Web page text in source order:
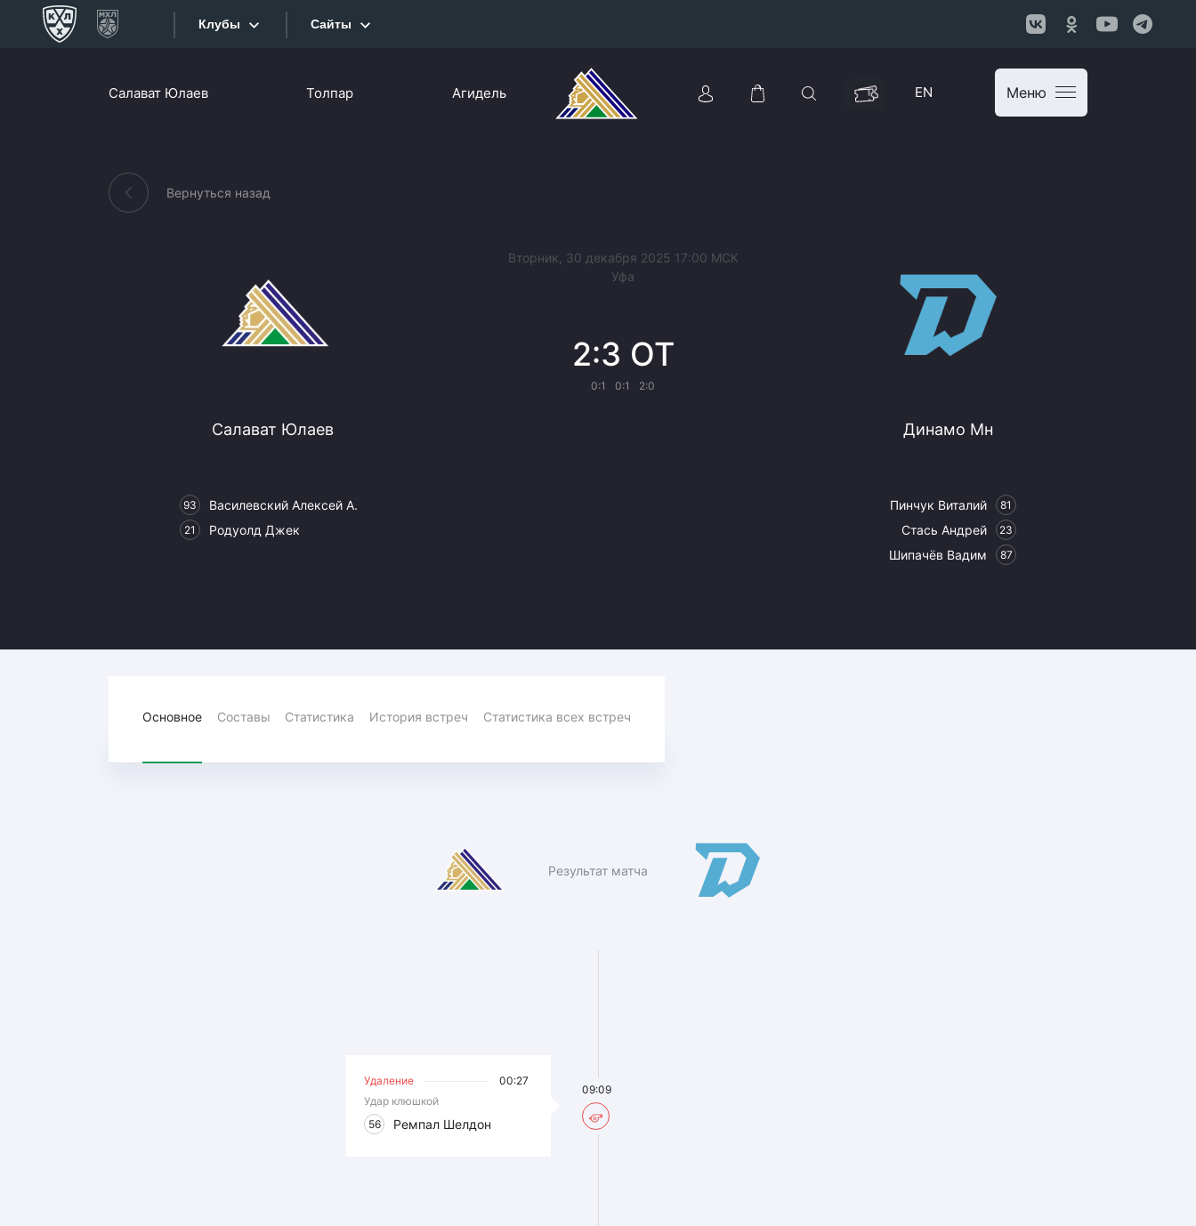
Клубы
Конференция «Запад»
Дивизион Тарасова
Динамо Мн
Северсталь
Конференция «Восток»
Сайты
Сайты
Салават Юлаев Толпар Агидель EN Меню
Вернуться назад
Салават Юлаев
93 Василевский Алексей А.
21 Родуолд Джек
Вторник, 30 декабря 2025 17:00 МСК
Уфа
2:3 ОТ
0:1 0:1 2:0
Динамо Мн
Пинчук Виталий 81
Стась Андрей 23
Шипачёв Вадим 87
Основное Составы Статистика История встреч Статистика всех встреч
Результат матча
Удаление
00:27
Удар клюшкой
56
Ремпал Шелдон
09:09